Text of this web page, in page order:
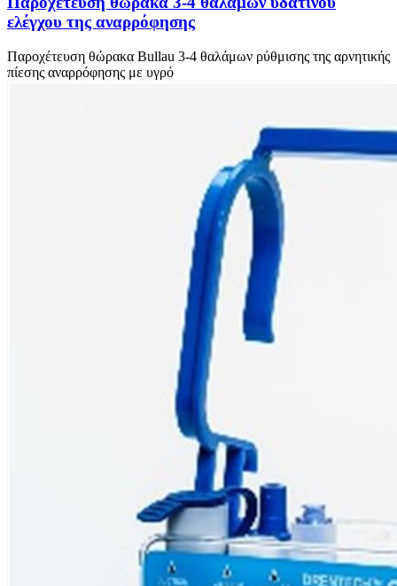
ελέγχου της αναρρόφησης
Παροχέτευση θώρακα Bullau 3-4 θαλάμων ρύθμισης της αρνητικής
πίεσης αναρρόφησης με υγρό